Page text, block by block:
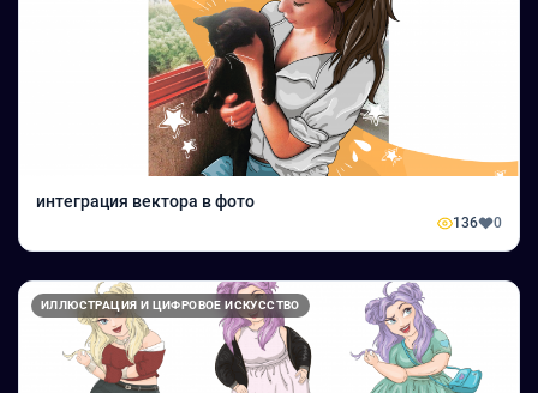
интеграция вектора в фото
136 0
ИЛЛЮСТРАЦИЯ И ЦИФРОВОЕ ИСКУССТВО